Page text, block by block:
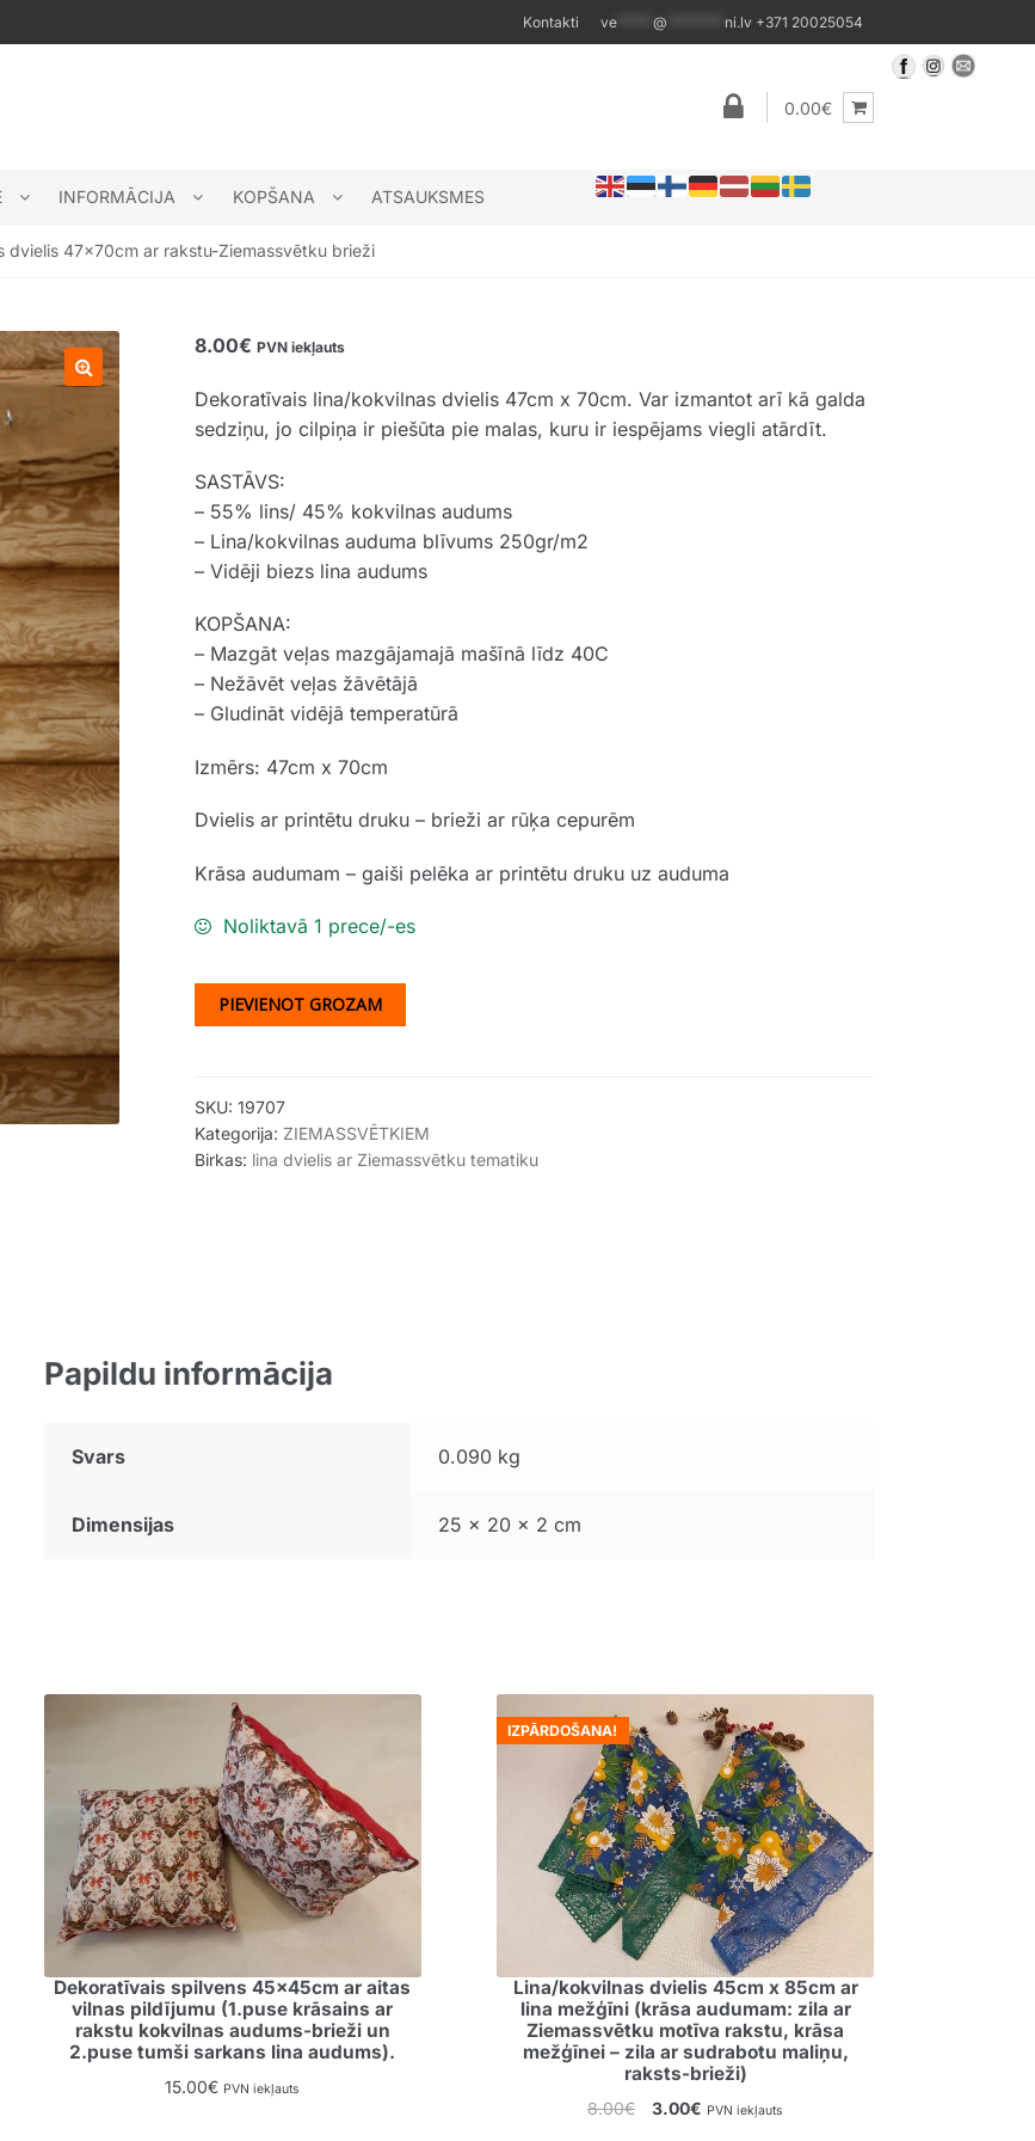
Kontakti ve *****@ ni.lv +371 20025054
0.00€
INFORMĀCIJA KOPŠANA ATSAUKSMES
dvielis 47x70cm ar rakstu-Ziemassvētku brieži
8.00€ PVN iekļauts
Dekoratīvais lina/kokvilnas dvielis 47cm x 70cm. Var izmantot arī kā galda
sedziņu, jo cilpiņa ir piešūta pie malas, kuru ir iespējams viegli atārdīt.
SASTĀVS:
– 55% lins/ 45% kokvilnas audums
– Lina/kokvilnas auduma blīvums 250gr/m2
– Vidēji biezs lina audums
KOPŠANA:
– Mazgāt veļas mazgājamajā mašīnā līdz 40C
– Nežāvēt veļas žāvētājā
– Gludināt vidējā temperatūrā
Izmērs: 47cm x 70cm
Dvielis ar printētu druku – brieži ar rūķa cepurēm
Krāsa audumam – gaiši pelēka ar printētu druku uz auduma
Noliktavā 1 prece/-es
PIEVIENOT GROZAM
SKU:19707
Kategorija: ZIEMASSVĒTKIEM
Birkas: lina dvielis ar Ziemassvētku tematiku
Papildu informācija
Svars 0.090 kg
Dimensijas 25 × 20 × 2 cm
Dekoratīvais spilvens 45x45cm ar aitas
vilnas pildījumu (1.puse krāsains ar
rakstu kokvilnas audums-brieži un
2.puse tumši sarkans lina audums).
15.00€ PVN iekļauts
Lina/kokvilnas dvielis 45cm x 85cm ar
lina mežģīni (krāsa audumam: zila ar
Ziemassvētku motīva rakstu, krāsa
mežģīnei – zila ar sudrabotu maliņu,
raksts-brieži)
IZPĀRDOŠANA!
8.00€
Original
3.00€ Current
PVN iekļauts